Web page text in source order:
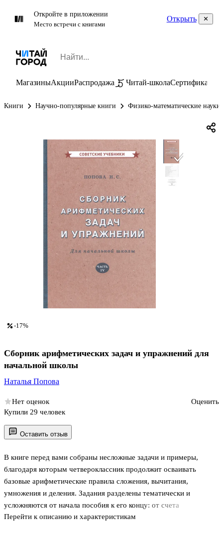
Откройте в приложении
Место встречи с книгами
Открыть
МагазиныАкцииРаспродажа Читай-школаСертификаты
Книги Научно-популярные книги Физико-математические науки
Оставить отзыв
В книге перед вами собраны несложные задачи и примеры,
благодаря которым четвероклассник продолжит осваивать
базовые арифметические правила сложения, вычитания,
умножения и деления. Задания разделены тематически и
усложняются от начала пособия к его концу: от счета
многозначных чисел к заданиям на обыкновенные и десятичные
Перейти к описанию и характеристикам
-17%
Сборник арифметических задач и упражнений для
начальной школы
Наталья Попова
Нет оценок
Оценить
Купили 29 человек